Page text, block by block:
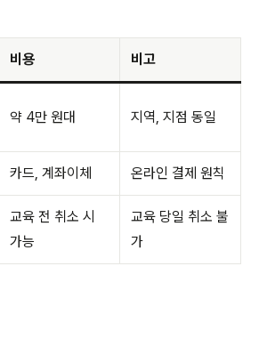
비용 비고
약 4만 원대 지역, 지점 동일
카드, 계좌이체 온라인 결제 원칙
교육 전 취소 시
가능
교육 당일 취소 불
가